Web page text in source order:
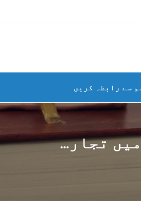
ہم سے رابطہ کریں
تجار...